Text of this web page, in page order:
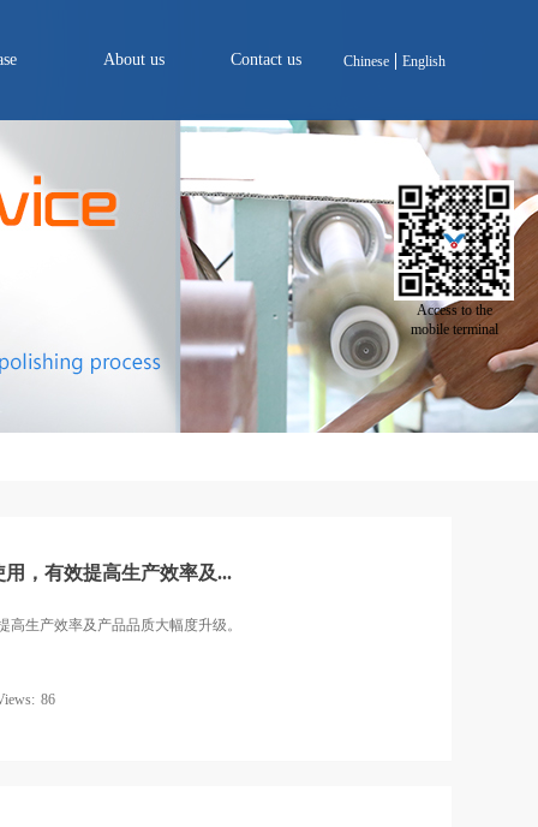
Chinese English
About us Contact us
，有效提高生产效率及...
生产效率及产品品质大幅度升级。
86
Access to the
mobile terminal